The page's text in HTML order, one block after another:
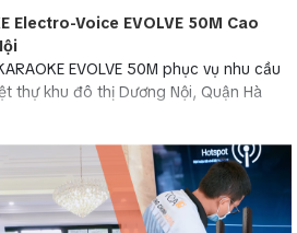
Electro-Voice EVOLVE 50M Cao
EVOLVE 50M phục vụ nhu cầu
thự khu đô thị Dương Nội, Quận Hà